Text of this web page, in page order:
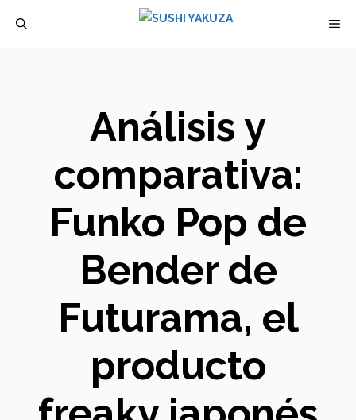
Análisis y
comparativa:
Funko Pop de
Bender de
Futurama, el
producto